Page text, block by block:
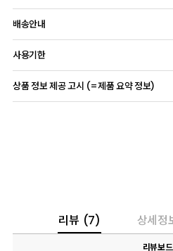
배송안내
사용기한
상품 정보 제공 고시 (=제품 요약 정보)
리뷰 (7) 상세정
리뷰보드